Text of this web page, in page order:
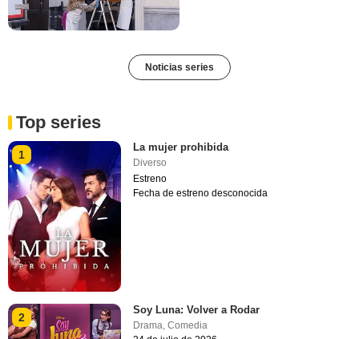
Noticias series
Top series
1
La mujer prohibida
Diverso
Estreno
Fecha de estreno desconocida
2
Soy Luna: Volver a Rodar
Drama,Comedia